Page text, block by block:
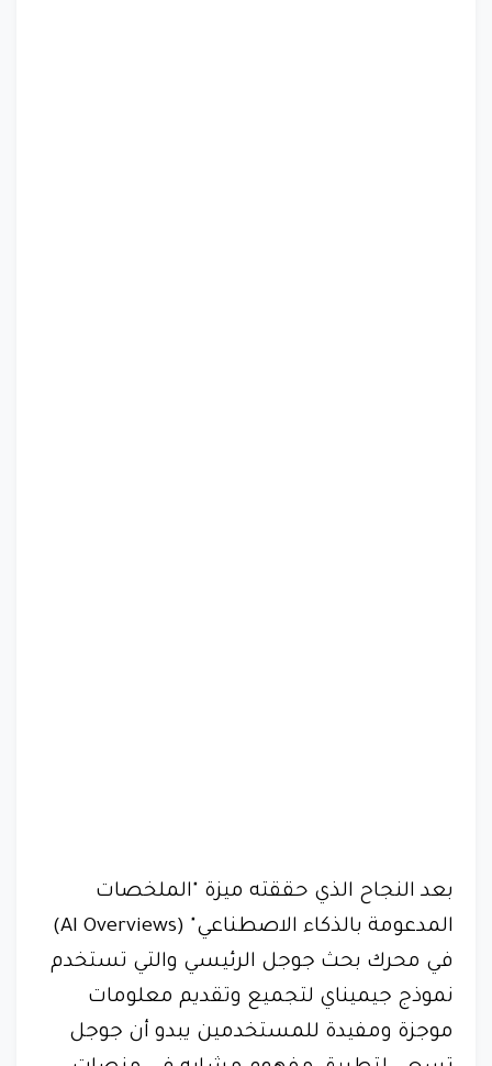
بعد النجاح الذي حققته ميزة "الملخصات
المدعومة بالذكاء الاصطناعي" (AI Overviews)
في محرك بحث جوجل الرئيسي والتي تستخدم
نموذج جيميناي لتجميع وتقديم معلومات
موجزة ومفيدة للمستخدمين يبدو أن جوجل